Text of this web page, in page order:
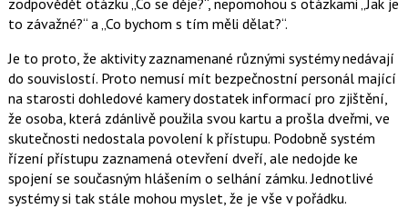
zodpovědět otázku „Co se děje?“, nepomohou s otázkami „Jak je
to závažné?“ a „Co bychom s tím měli dělat?“.
Je to proto, že aktivity zaznamenané různými systémy nedávají
do souvislostí. Proto nemusí mít bezpečnostní personál mající
na starosti dohledové kamery dostatek informací pro zjištění,
že osoba, která zdánlivě použila svou kartu a prošla dveřmi, ve
skutečnosti nedostala povolení k přístupu. Podobně systém
řízení přístupu zaznamená otevření dveří, ale nedojde ke
spojení se současným hlášením o selhání zámku. Jednotlivé
systémy si tak stále mohou myslet, že je vše v pořádku.